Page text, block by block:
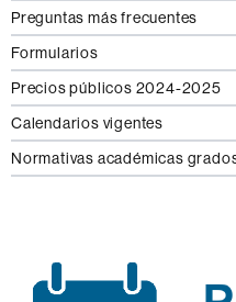
Preguntas más frecuentes
Formularios
Precios públicos 2024-2025
Calendarios vigentes
Normativas académicas